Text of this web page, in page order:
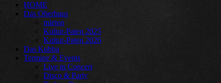
HOME
Das Oberhaus
mieten
Kultur-Paten 2025
Kultur-Paten 2026
Das Kubba
Termine & Events
Live in Concert
Disco & Party